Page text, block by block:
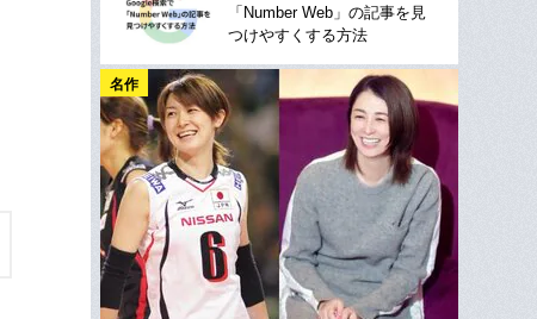
「Number Web」の記事を見
つけやすくする方法
名作